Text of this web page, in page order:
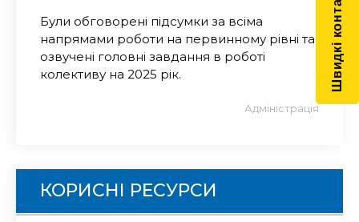
Були обговорені підсумки за всіма
напрямами роботи на первинному рівні та
озвучені головні завдання в роботі
колективу на 2025 рік.
Адміністрація
КОРИСНІ РЕСУРСИ
Швидкі контакти